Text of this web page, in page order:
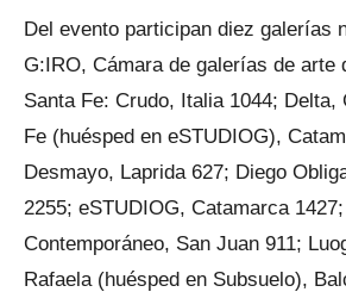
Del evento participan diez galerías
G:IRO, Cámara de galerías de arte
Santa Fe: Crudo, Italia 1044; Delta,
Fe (huésped en eSTUDIOG),
Desmayo, Laprida 627; Diego
2255; eSTUDIOG, Catamarca
Contemporáneo, San Juan 911;
Rafaela (huésped en Subsuelo),